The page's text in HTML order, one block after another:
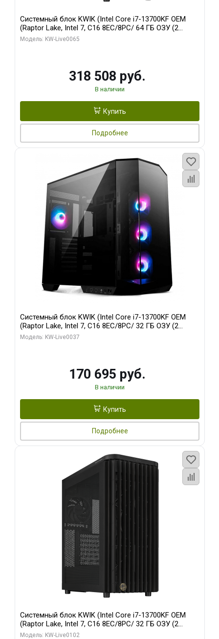
Системный блок KWIK (Intel Core i7-13700KF OEM
(Raptor Lake, Intel 7, C16 8EC/8PC/ 64 ГБ ОЗУ (2
модуля)/ ASUS RTX5080 PROART OC 16GB GDDR7
Модель: KW-Live0065
318 508 руб.
В наличии
Купить
Подробнее
Системный блок KWIK (Intel Core i7-13700KF OEM
(Raptor Lake, Intel 7, C16 8EC/8PC/ 32 ГБ ОЗУ (2
модуля)/ Gigabyte RTX5070 AERO OC 12GB GDDR7
Модель: KW-Live0037
170 695 руб.
В наличии
Купить
Подробнее
Системный блок KWIK (Intel Core i7-13700KF OEM
(Raptor Lake, Intel 7, C16 8EC/8PC/ 32 ГБ ОЗУ (2
модуля)/ Afox RTX4090 24GB GDDR6X 384-Bit 3xDP
Модель: KW-Live0102